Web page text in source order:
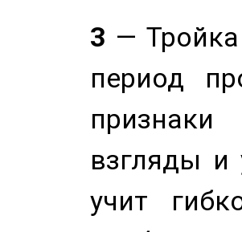
3 —
период
взгляды и
учит